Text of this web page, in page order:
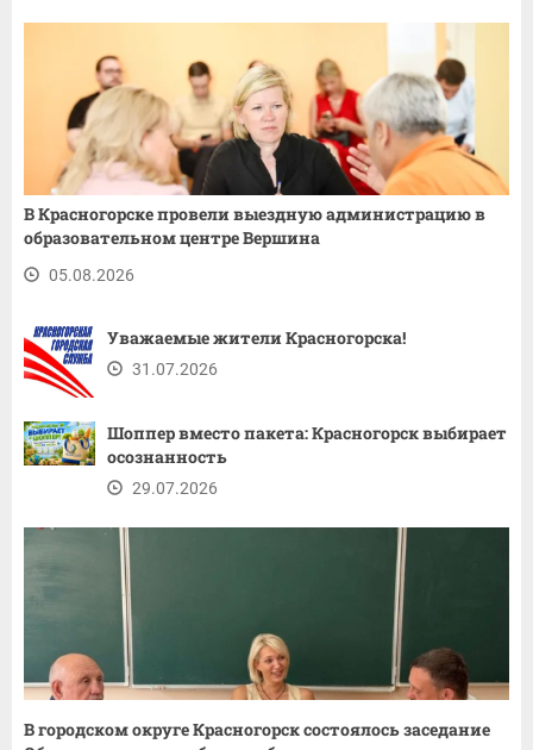
В Красногорске провели выездную администрацию в
образовательном центре Вершина
05.08.2026
Уважаемые жители Красногорска!
31.07.2026
Шоппер вместо пакета: Красногорск выбирает
осознанность
29.07.2026
В городском округе Красногорск состоялось заседание